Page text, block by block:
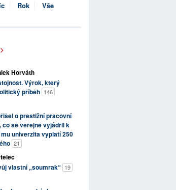
Rok Vše
Horváth
Výrok, který
příběh 146
o prestižní pracovní
co se veřejně vyjádřil k
univerzita vyplatí 250
21
vlastní „soumrak“ 19